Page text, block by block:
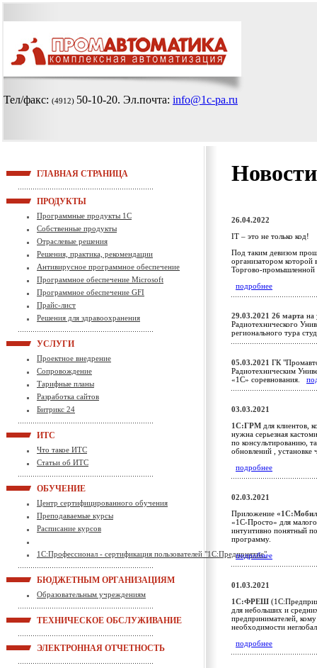
Тел/факс: (4912) 50-10-20. Эл.почта: info@1c-pa.ru
ГЛАВНАЯ СТРАНИЦА
ПРОДУКТЫ
Программные продукты 1С
Собственные продукты
Отраслевые решения
Решения, практика, рекомендации
Антивирусное программное обеспечение
Программное обеспечение Microsoft
Программное обеспечение GFI
Прайс-лист
Решения для здравоохранения
УСЛУГИ
Проектное внедрение
Сопровождение
Тарифные планы
Разработка сайтов
Битрикс 24
ИТС
Что такое ИТС
Статьи об ИТС
ОБУЧЕНИЕ
Центр сертифицированного обучения
Преподаваемые курсы
Расписание курсов
1С:Профессионал - сертификация пользователей "1С:Предприятие"
БЮДЖЕТНЫМ ОРГАНИЗАЦИЯМ
Образовательным учреждениям
ТЕХНИЧЕСКОЕ ОБСЛУЖИВАНИЕ
ЭЛЕКТРОННАЯ ОТЧЕТНОСТЬ
26.04.2022
IT – это не только код!
Под таким девизом
организатором
Торгово-промышленной
подробнее
29.03.2021 26 марта на
Радиотехнического
регионального тура
05.03.2021 ГК
Радиотехническим
«1С» соревнования.
03.03.2021
1С:ГРМ для клиентов,
нужна серьезная
по консультированию,
обновлений , установке
подробнее
02.03.2021
Приложение
«1С-Просто» для
интуитивно понятный
программу.
подробнее
01.03.2021
1С:ФРЕШ
для небольших и
предпринимателей,
необходимости
подробнее